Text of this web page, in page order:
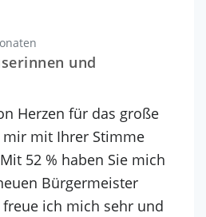
und
Herzen für das große
mir mit Ihrer Stimme
52 % haben Sie mich
Bürgermeister
ich mich sehr und